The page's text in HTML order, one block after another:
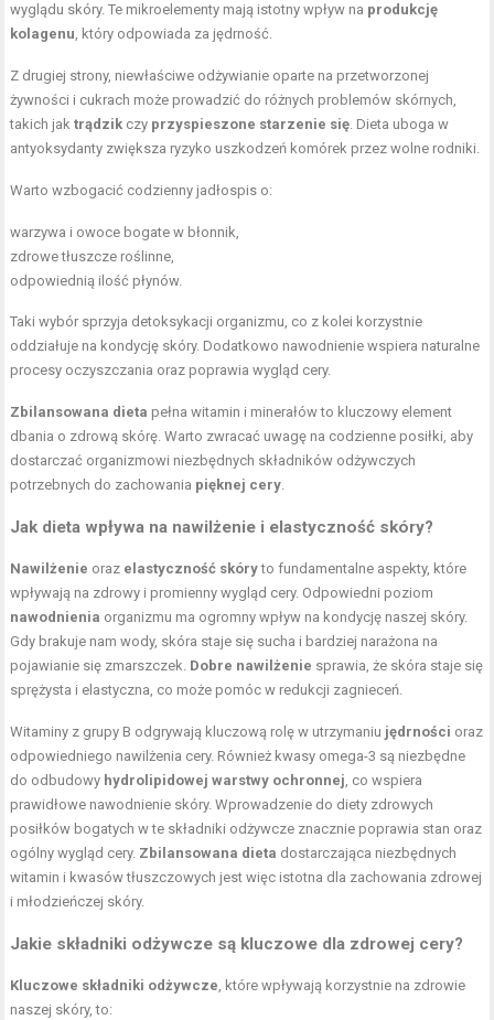
wyglądu skóry. Te mikroelementy mają istotny wpływ na produkcję
kolagenu, który odpowiada za jędrność.
Z drugiej strony, niewłaściwe odżywianie oparte na przetworzonej
żywności i cukrach może prowadzić do różnych problemów skórnych,
takich jaktrądzik czy przyspieszone starzenie się. Dieta uboga w
antyoksydanty zwiększa ryzyko uszkodzeń komórek przez wolne rodniki.
Warto wzbogacić codzienny jadłospis o:
warzywa i owoce bogate w błonnik,
zdrowe tłuszcze roślinne,
odpowiednią ilość płynów.
Taki wybór sprzyja detoksykacji organizmu, co z kolei korzystnie
oddziałuje na kondycję skóry. Dodatkowo nawodnienie wspiera naturalne
procesy oczyszczania oraz poprawia wygląd cery.
Zbilansowana dieta pełna witamin i minerałów to kluczowy element
dbania o zdrową skórę. Warto zwracać uwagę na codzienne posiłki, aby
dostarczać organizmowi niezbędnych składników odżywczych
potrzebnych do zachowania pięknej cery.
Jak dieta wpływa na nawilżenie i elastyczność skóry?
Nawilżenie oraz elastyczność skóryto fundamentalne aspekty, które
wpływają na zdrowy i promienny wygląd cery. Odpowiedni poziom
nawodnienia organizmu ma ogromny wpływ na kondycję naszej skóry.
Gdy brakuje nam wody, skóra staje się sucha i bardziej narażona na
pojawianie się zmarszczek. Dobre nawilżenie sprawia, że skóra staje się
sprężysta i elastyczna, co może pomóc w redukcji zagnieceń.
Witaminy z grupy B odgrywają kluczową rolę w utrzymaniu jędrności oraz
odpowiedniego nawilżenia cery. Również kwasy omega-3 są niezbędne
do odbudowy hydrolipidowej warstwy ochronnej, co wspiera
prawidłowe nawodnienie skóry. Wprowadzenie do diety zdrowych
posiłków bogatych w te składniki odżywcze znacznie poprawia stan oraz
ogólny wygląd cery. Zbilansowana dieta dostarczająca niezbędnych
witamin i kwasów tłuszczowych jest więc istotna dla zachowania zdrowej
i młodzieńczej skóry.
Jakie składniki odżywcze są kluczowe dla zdrowej cery?
Kluczowe składniki odżywcze, które wpływają korzystnie na zdrowie
naszej skóry, to: